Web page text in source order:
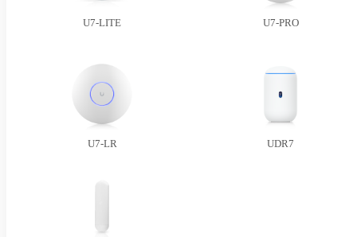
U7-LITE U7-PRO
U7-LR UDR7